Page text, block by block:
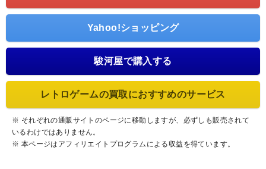
Yahoo!ショッピング
駿河屋で購入する
レトロゲームの買取におすすめのサービス
※ それぞれの通販サイトのページに移動しますが、必ずしも販売されて
いるわけではありません。
※ 本ページはアフィリエイトプログラムによる収益を得ています。